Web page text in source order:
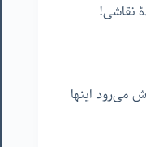
نقاشی!
می‌رود اینها